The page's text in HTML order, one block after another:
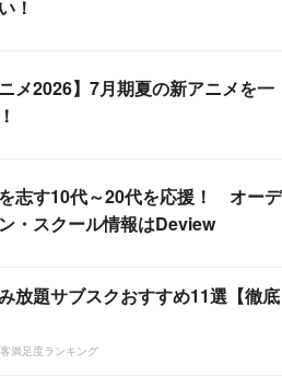
！
ニメ2026】7月期夏の新アニメを一
志す10代～20代を応援！ オーデ
・スクール情報はDeview
放題サブスクおすすめ11選【徹底
満足度ランキング